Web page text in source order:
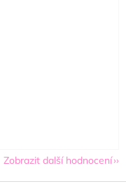
5 hvězdiček.
5 hvězdiček.
Zobrazit další hodnocení